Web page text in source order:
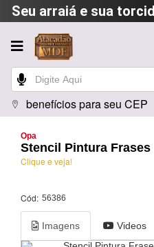
Seu arraiá e sua
benefícios para seu CEP
Opa
Stencil Pintura Frases
Clique e veja!
Cód: 56386
Imagens Videos